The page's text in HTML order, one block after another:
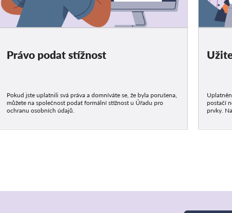
Právo podat stížnost
Pokud jste uplatnili svá práva a domníváte se, že byla porušena,
můžete na společnost podat formální stížnost u Úřadu pro
ochranu osobních údajů.
postačí
prvky.